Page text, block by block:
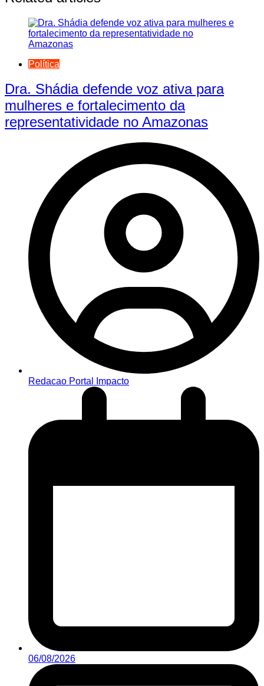
Política
Dra. Shádia defende voz ativa para
mulheres e fortalecimento da
representatividade no Amazonas
Redacao Portal Impacto
06/08/2026